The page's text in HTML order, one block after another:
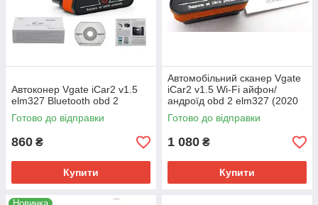
Aвтоконер Vgate iCаr2 v1.5
elm327 Bluetooth obd 2
Готово до відправки
860 ₴
Купити
Aвтомобільний сканер Vgate
iCar2 v1.5 Wi-Fi айфон/
андроїд obd 2 elm327 (2020
г)
Готово до відправки
1 080 ₴
Купити